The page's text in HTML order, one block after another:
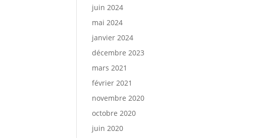
juin 2024
mai 2024
janvier 2024
décembre 2023
mars 2021
février 2021
novembre 2020
octobre 2020
juin 2020